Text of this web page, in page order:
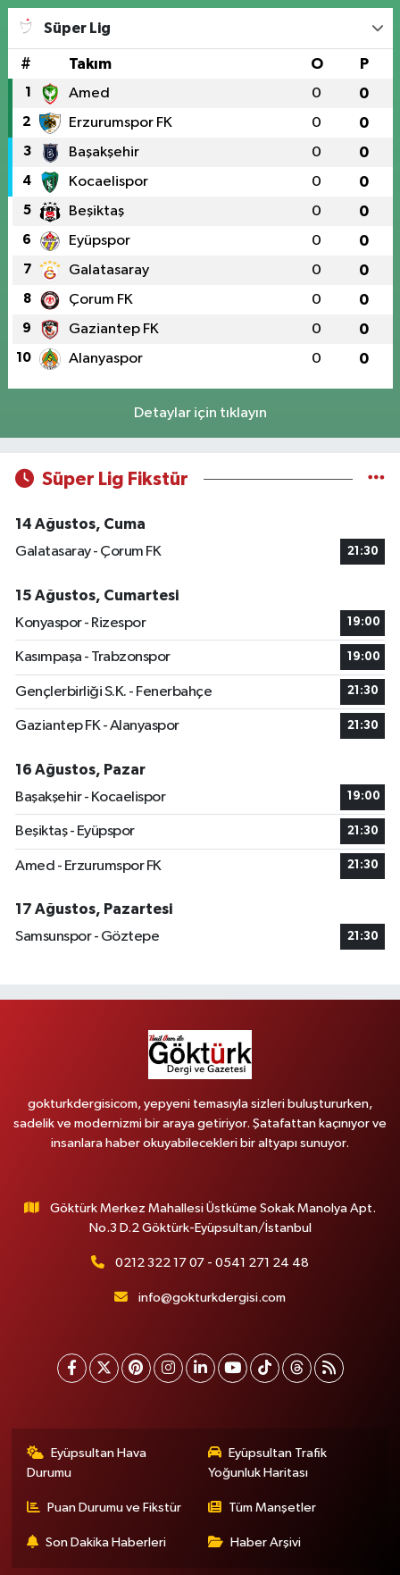
Süper Lig
# Takım O P
1 Amed 0 0
2 Erzurumspor FK 0 0
3 Başakşehir 0 0
4 Kocaelispor 0 0
5 Beşiktaş 0 0
6 Eyüpspor 0 0
7 Galatasaray 0 0
8 Çorum FK 0 0
9 Gaziantep FK 0 0
10 Alanyaspor 0 0
Detaylar için tıklayın
Süper Lig Fikstür
14 Ağustos, Cuma
Galatasaray - Çorum FK
21:30
15 Ağustos, Cumartesi
Konyaspor - Rizespor
19:00
Kasımpaşa - Trabzonspor 19:00
Gençlerbirliği S.K. - Fenerbahçe 21:30
Gaziantep FK - Alanyaspor 21:30
16 Ağustos, Pazar
Başakşehir - Kocaelispor
19:00
Beşiktaş - Eyüpspor 21:30
Amed - Erzurumspor FK 21:30
17 Ağustos, Pazartesi
Samsunspor - Göztepe
21:30
gokturkdergisicom, yepyeni temasıyla sizleri buluştururken,
sadelik ve modernizmi bir araya getiriyor. Şatafattan kaçınıyor ve
insanlara haber okuyabilecekleri bir altyapı sunuyor.
Göktürk Merkez Mahallesi Üstküme Sokak Manolya Apt.
No.3 D.2 Göktürk-Eyüpsultan/İstanbul
0212 322 17 07 - 0541 271 24 48
info@gokturkdergisi.com
Eyüpsultan Hava
Durumu
Eyüpsultan Trafik
Yoğunluk Haritası
Puan Durumu ve Fikstür Tüm Manşetler
Son Dakika Haberleri Haber Arşivi